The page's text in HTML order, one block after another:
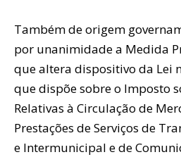
Também de origem
por unanimidade a Medida
que altera dispositivo da Lei
que dispõe sobre o Imposto
Relativas à Circulação de
Prestações de Serviços de
e Intermunicipal e de